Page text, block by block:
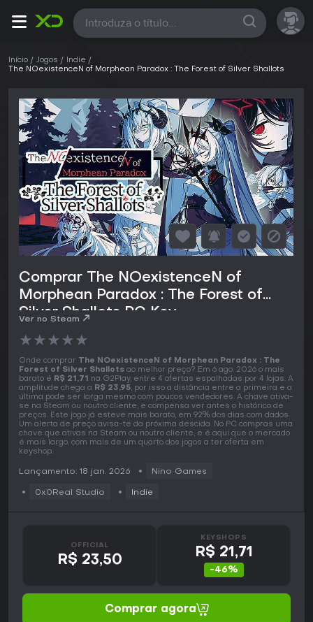
Todas
Início Jogos
Indie
The NOexistenceN of Morphean Paradox : The Forest of Silver Shallots
Comprar The NOexistenceN of
Morphean Paradox : The Forest of
Silver Shallots PC Key
Ver no Steam
★★★★★
Onde comprar The NOexistenceN of Morphean Paradox : The
Forest of Silver Shallots ao melhor preço? Em 6 ago. 2026 o mais
barato é R$ 21,71 na G2Play, entre 4 ofertas espalhadas por 4 lojas. A
amplitude chega a R$ 23,95, por isso a distância entre a primeira e a
última pode ser larga mesmo com poucos vendedores. A chave ativa-
se na Steam ou noutro cliente, e compensa ver antes o histórico de
preços. Este jogo já esteve mais barato, em 92% dos dias com dados.
Um alerta de preço avisa-te da próxima descida. No PC compras uma
chave que ativas na Steam ou noutro cliente, e é aqui que o mercado
é mais largo, com mais de um quarto dos jogos a ter oferta em
keyshop.
Lançamento: 18 jan. 2026 Nino Games
0x0Real Studio Indie
OFFICIAL
R$ 23,50
KEYSHOPS
R$ 21,71
-46%
Comprar agora